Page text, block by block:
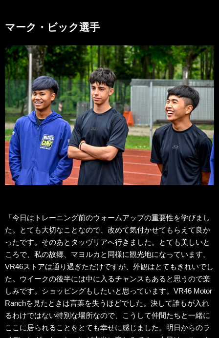
マーク・ビック選手
「今日はトレーニング前のウォームアップの重要性を学びまし
た。とても大切なことなので、改めて気付かせてもらえて良か
ったです。そのあとタッヴリアへ行きました。とても美しいと
ころで、私の故郷、マヨルカと同様に観光地になっています。
VR46ストアは通り過ぎただけですが、外観はとてもきれいでし
た。ウイークの後半には中に入るチャンスもあると思うので楽
しみです。ショッピングもしたいと思っています。VR46 Motor
Ranchを見たときは言葉を失うほどでした。決して誰もが入れ
るわけではない特別な場所なので、こうして仲間たちと一緒に
ここに居られることをとても幸せに感じました。明日からのラ